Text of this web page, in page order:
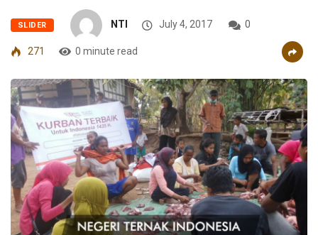
SLIDER NTI July 4, 2017 0
271 0 minute read